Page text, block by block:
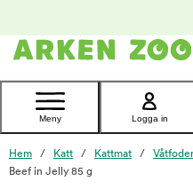
Kontakta
Meny Logga in
Hem Katt Kattmat
Beef in Jelly 85 g